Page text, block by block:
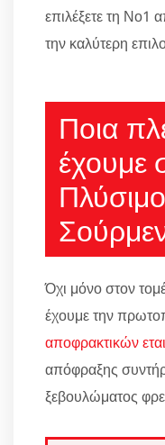
επιλέξετε τη Νο1
την καλύτερη
Ποια
έχουμε
Όχι μόνο στον
έχουμε την
αποφρακτικών
απόφραξης
ξεβουλώματος